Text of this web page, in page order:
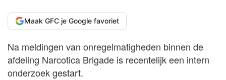
Maak GFC je Google favoriet
Na meldingen van onregelmatigheden binnen de
afdeling Narcotica Brigade is recentelijk een intern
onderzoek gestart.